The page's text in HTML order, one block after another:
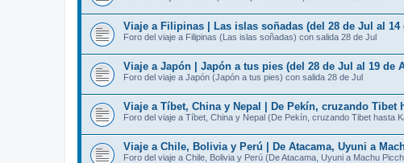
Viaje a Filipinas | Las islas soñadas (del 28 de Jul al 14
Foro del viaje a Filipinas (Las islas soñadas) con salida 28 de Jul
Viaje a Japón | Japón a tus pies (del 28 de Jul al 19 de
Foro del viaje a Japón (Japón a tus pies) con salida 28 de Jul
Viaje a Tíbet, China y Nepal | De Pekín, cruzando Tibet
Foro del viaje a Tíbet, China y Nepal (De Pekín, cruzando Tibet hasta
Viaje a Chile, Bolivia y Perú | De Atacama, Uyuni a
Foro del viaje a Chile, Bolivia y Perú (De Atacama, Uyuni a Machu